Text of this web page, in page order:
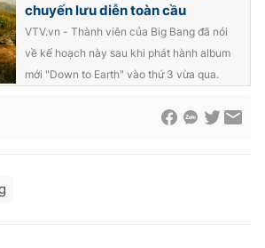
Truyền hình Việt Nam
báo in và báo điện tử số 483/GP-BTTTT
Thị Mỹ Hạnh, Phạm Quốc Thắng,
chuyến lưu diễn toàn cầu
VTV.vn - Thành viên của Big Bang đã nói
về kế hoạch này sau khi phát hành album
mới "Down to Earth" vào thứ 3 vừa qua.